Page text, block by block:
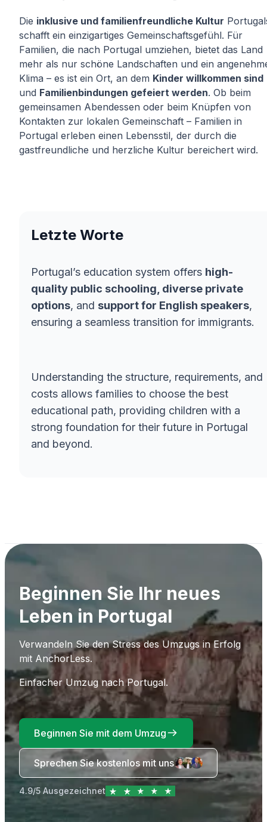
Die inklusive und familienfreundliche Kultur
schafft ein einzigartiges Gemeinschaftsgefühl. Für
Familien, die nach Portugal umziehen, bietet das Land
mehr als nur schöne Landschaften und ein
Klima – es ist ein Ort, an dem Kinder willkommen sind
und Familienbindungen gefeiert werden. Ob beim
gemeinsamen Abendessen oder beim Knüpfen von
Kontakten zur lokalen Gemeinschaft – Familien in
Portugal erleben einen Lebensstil, der durch die
gastfreundliche und herzliche Kultur bereichert wird.
Letzte Worte
Portugal’s education system offers high-
quality public schooling, diverse private
options, and support for English speakers,
ensuring a seamless transition for immigrants.
Understanding the structure, requirements, and
costs allows families to choose the best
educational path, providing children with a
strong foundation for their future in Portugal
and beyond.
Beginnen Sie Ihr neues
Leben in Portugal
Verwandeln Sie den Stress des Umzugs in Erfolg
mit AnchorLess.
Einfacher Umzug nach Portugal.
Beginnen Sie mit dem Umzug
Sprechen Sie kostenlos mit uns
4.9/5 Ausgezeichnet